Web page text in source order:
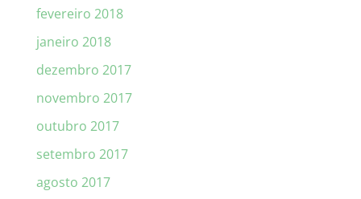
fevereiro 2018
janeiro 2018
dezembro 2017
novembro 2017
outubro 2017
setembro 2017
agosto 2017